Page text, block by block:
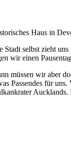
Haus in
Stadt selbst zieht
wir einen
müssen wir aber
Passendes für
Aucklands.